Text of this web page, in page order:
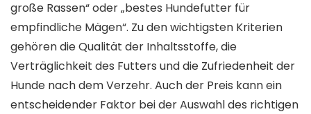
große Rassen“ oder „bestes Hundefutter für
empfindliche Mägen“. Zu den wichtigsten Kriterien
gehören die Qualität der Inhaltsstoffe, die
Verträglichkeit des Futters und die Zufriedenheit der
Hunde nach dem Verzehr. Auch der Preis kann ein
entscheidender Faktor bei der Auswahl des richtigen